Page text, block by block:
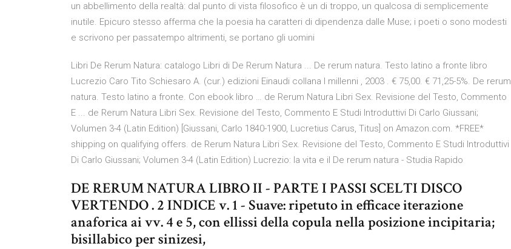
un abbellimento della realtà: dal punto di vista filosofico è un di troppo, un qualcosa di semplicemente
inutile. Epicuro stesso afferma che la poesia ha caratteri di dipendenza dalle Muse; i poeti o sono modesti
e scrivono per passatempo altrimenti, se portano gli uomini
Libri De Rerum Natura: catalogo Libri di De Rerum Natura ... De rerum natura. Testo latino a fronte libro
Lucrezio Caro Tito Schiesaro A. (cur.) edizioni Einaudi collana I millenni , 2003 . € 75,00. € 71,25-5%. De rerum
natura. Testo latino a fronte. Con ebook libro … de Rerum Natura Libri Sex. Revisione del Testo, Commento
E ... de Rerum Natura Libri Sex. Revisione del Testo, Commento E Studi Introduttivi Di Carlo Giussani;
Volumen 3-4 (Latin Edition) [Giussani, Carlo 1840-1900, Lucretius Carus, Titus] on Amazon.com. *FREE*
shipping on qualifying offers. de Rerum Natura Libri Sex. Revisione del Testo, Commento E Studi Introduttivi
Di Carlo Giussani; Volumen 3-4 (Latin Edition) Lucrezio: la vita e il De rerum natura - Studia Rapido
DE RERUM NATURA LIBRO II - PARTE I PASSI SCELTI DISCO
VERTENDO . 2 INDICE v. 1 - Suave: ripetuto in efficace iterazione
anaforica ai vv. 4 e 5, con ellissi della copula nella posizione incipitaria;
bisillabico per sinizesi,